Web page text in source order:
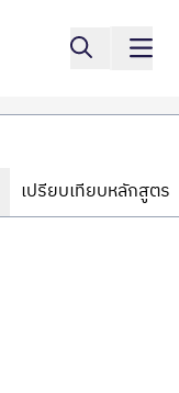
เปรียบเทียบหลักสูตร